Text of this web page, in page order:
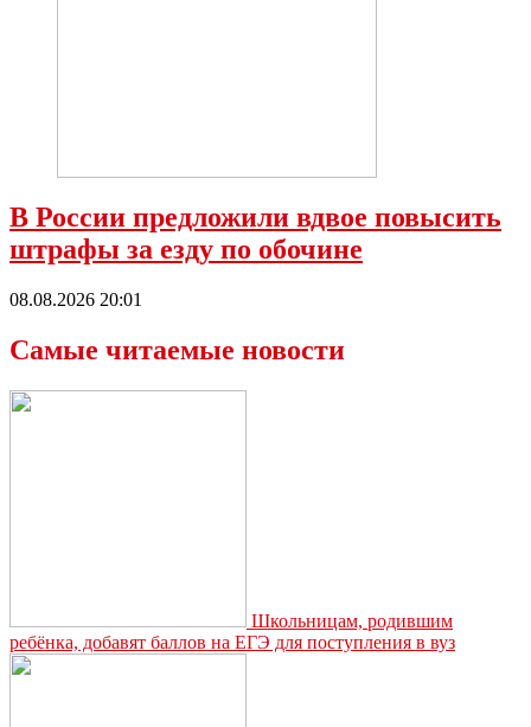
В России предложили вдвое повысить
штрафы за езду по обочине
08.08.2026 20:01
Самые читаемые новости
Школьницам, родившим
ребёнка, добавят баллов на ЕГЭ для поступления в вуз